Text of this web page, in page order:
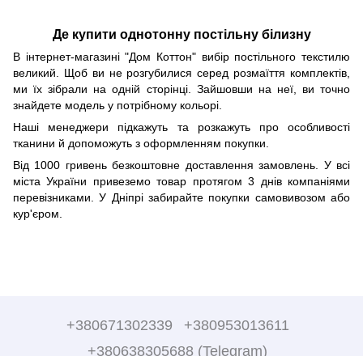
Де купити однотонну постільну білизну
В інтернет-магазині "Дом Коттон" вибір постільного текстилю
великий. Щоб ви не розгубилися серед розмаїття комплектів,
ми їх зібрали на одній сторінці. Зайшовши на неї, ви точно
знайдете модель у потрібному кольорі.
Наші менеджери підкажуть та розкажуть про особливості
тканини й допоможуть з оформленням покупки.
Від 1000 гривень безкоштовне доставлення замовлень. У всі
міста України привеземо товар протягом 3 днів компаніями
перевізниками. У Дніпрі забирайте покупки самовивозом або
кур'єром.
+380671302339
+380953013611
+380638305688 (Telegram)